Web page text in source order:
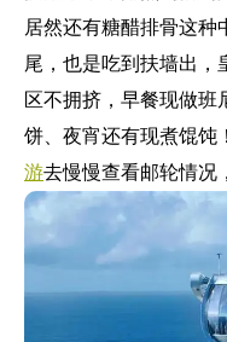
居然还有糖醋排骨这种
尾，也是吃到扶墙出，
区不拥挤，早餐现做班
饼、夜宵还有现煮馄饨
游去慢慢查看邮轮情况